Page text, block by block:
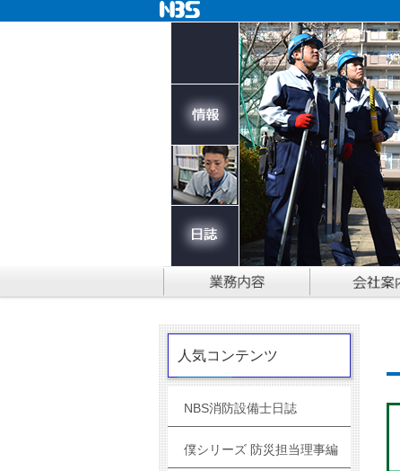
人気コンテンツ
NBS消防設備士日誌
僕シリーズ 防災担当理事編